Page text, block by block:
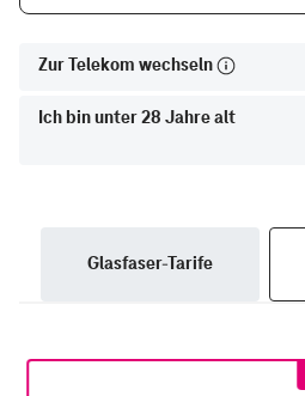
Zur Telekom wechseln
Ich bin unter 28 Jahre alt
Glasfaser-Tarife